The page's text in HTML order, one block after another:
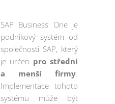
SAP Business One je
podnikový systém od
společnosti SAP, který
je určen pro střední
a menší firmy.
Implementace tohoto
systému může být